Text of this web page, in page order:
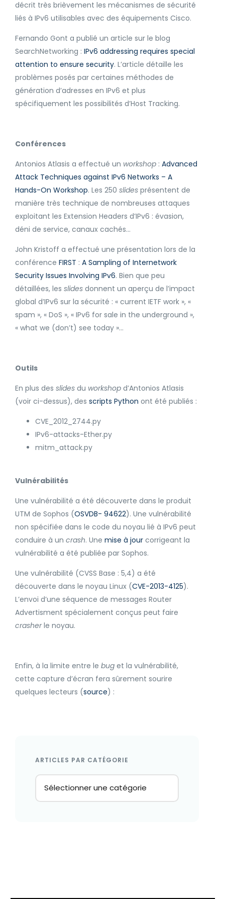
décrit très brièvement les mécanismes de sécurité
liés à IPv6 utilisables avec des équipements Cisco.
Fernando Gont a publié un article sur le blog
SearchNetworking : IPv6 addressing requires special
attention to ensure security. L’article détaille les
problèmes posés par certaines méthodes de
génération d’adresses en IPv6 et plus
spécifiquement les possibilités d’Host Tracking.
Conférences
Antonios Atlasis a effectué un workshop : Advanced
Attack Techniques against IPv6 Networks – A
Hands-On Workshop. Les 250 slides présentent de
manière très technique de nombreuses attaques
exploitant les Extension Headers d’IPv6 : évasion,
déni de service, canaux cachés…
John Kristoff a effectué une présentation lors de la
conférence FIRST : A Sampling of Internetwork
Security Issues Involving IPv6. Bien que peu
détaillées, les slides donnent un aperçu de l’impact
global d’IPv6 sur la sécurité : « current IETF work », «
spam », « DoS », « IPv6 for sale in the underground »,
« what we (don’t) see today »…
Outils
En plus des slides du workshop d’Antonios Atlasis
(voir ci-dessus), des scripts Python ont été publiés :
CVE_2012_2744.py
IPv6-attacks-Ether.py
mitm_attack.py
Vulnérabilités
Une vulnérabilité a été découverte dans le produit
UTM de Sophos (OSVDB- 94622). Une vulnérabilité
non spécifiée dans le code du noyau lié à IPv6 peut
conduire à un crash. Une mise à jour corrigeant la
vulnérabilité a été publiée par Sophos.
Une vulnérabilité (CVSS Base : 5,4) a été
découverte dans le noyau Linux (CVE-2013-4125).
L’envoi d’une séquence de messages Router
Advertisment spécialement conçus peut faire
crasherle noyau.
Enfin, à la limite entre le bug et la vulnérabilité,
cette capture d’écran fera sûrement sourire
quelques lecteurs (source) :
ARTICLES PAR CATÉGORIE